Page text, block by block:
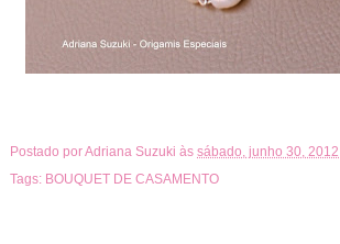
Postado porAdriana Suzuki às sábado, junho 30, 2012
Tags: BOUQUET DE CASAMENTO